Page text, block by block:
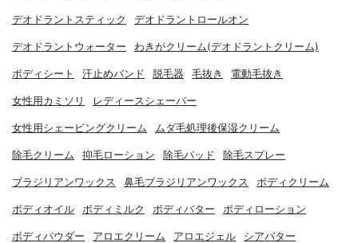
デオドラントスティック デオドラントロールオン
デオドラントウォーター わきがクリーム(デオドラントクリーム)
ボディシート 汗止めバンド 脱毛器 毛抜き 電動毛抜き
女性用カミソリ レディースシェーバー
女性用シェービングクリーム ムダ毛処理後保湿クリーム
除毛クリーム 抑毛ローション 除毛パッド 除毛スプレー
ブラジリアンワックス 鼻毛ブラジリアンワックス ボディクリーム
ボディオイル ボディミルク ボディバター ボディローション
ボディパウダー アロエクリーム アロエジェル シアバター